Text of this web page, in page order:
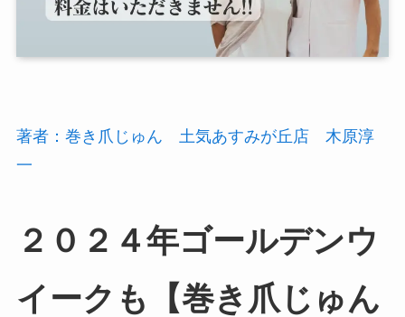
著者：巻き爪じゅん 土気あすみが丘店 木原淳
一
２０２４年ゴールデンウ
イークも【巻き爪じゅん